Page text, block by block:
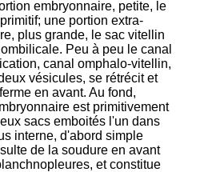
embryonnaire, petite, le
une portion extra-
plus grande, le sac vitellin
Peu à peu le canal
canal omphalo-vitellin,
vésicules, se rétrécit et
en avant. Au fond,
est primitivement
sacs emboités l'un dans
interne, d'abord simple
de la soudure en avant
et constitue